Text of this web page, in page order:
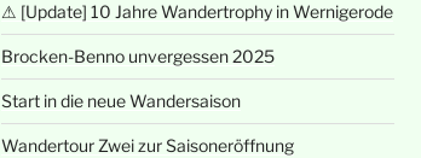
⚠ [Update] 10 Jahre Wandertrophy in Wernigerode
Brocken-Benno unvergessen 2025
Start in die neue Wandersaison
Wandertour Zwei zur Saisoneröffnung